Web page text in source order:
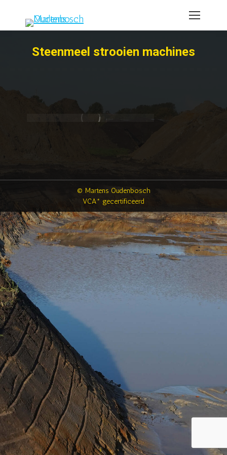
Steenmeel strooien machines
© Martens Oudenbosch
VCA* gecertificeerd